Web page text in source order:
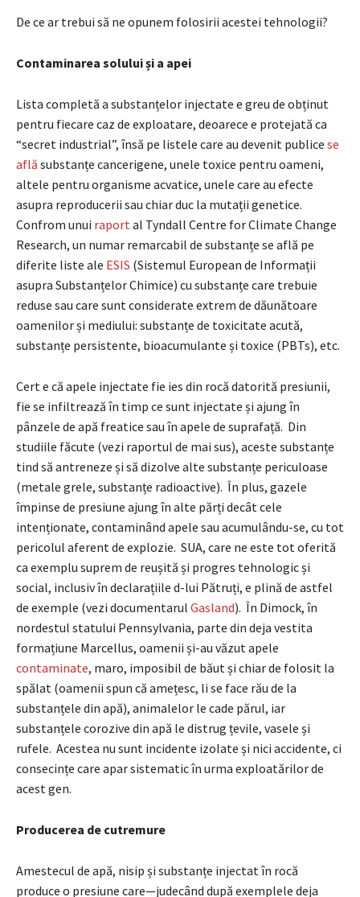
De ce ar trebui să ne opunem folosirii acestei tehnologii?
Contaminarea solului și a apei
Lista completă a substanțelor injectate e greu de obținut
pentru fiecare caz de exploatare, deoarece e protejată ca
“secret industrial”, însă pe listele care au devenit publice se
află substanțe cancerigene, unele toxice pentru oameni,
altele pentru organisme acvatice, unele care au efecte
asupra reproducerii sau chiar duc la mutații genetice.
Confrom unui raport al Tyndall Centre for Climate Change
Research, un numar remarcabil de substanțe se află pe
diferite liste ale ESIS (Sistemul European de Informații
asupra Substanțelor Chimice) cu substanțe care trebuie
reduse sau care sunt considerate extrem de dăunătoare
oamenilor și mediului: substanțe de toxicitate acută,
substanțe persistente, bioacumulante și toxice (PBTs), etc.
Cert e că apele injectate fie ies din rocă datorită presiunii,
fie se infiltrează în timp ce sunt injectate și ajung în
pânzele de apă freatice sau în apele de suprafață. Din
studiile făcute (vezi raportul de mai sus), aceste substanțe
tind să antreneze și să dizolve alte substanțe periculoase
(metale grele, substanțe radioactive). În plus, gazele
împinse de presiune ajung în alte părți decât cele
intenționate, contaminând apele sau acumulându-se, cu tot
pericolul aferent de explozie. SUA, care ne este tot oferită
ca exemplu suprem de reușită și progres tehnologic și
social, inclusiv în declarațiile d-lui Pătruți, e plină de astfel
de exemple (vezi documentarul Gasland). În Dimock, în
nordestul statului Pennsylvania, parte din deja vestita
formațiune Marcellus, oamenii și-au văzut apele
contaminate, maro, imposibil de băut și chiar de folosit la
spălat (oamenii spun că amețesc, li se face rău de la
substanțele din apă), animalelor le cade părul, iar
substanțele corozive din apă le distrug țevile, vasele și
rufele. Acestea nu sunt incidente izolate și nici accidente, ci
consecințe care apar sistematic în urma exploatărilor de
acest gen.
Producerea de cutremure
Amestecul de apă, nisip și substanțe injectat în rocă
produce o presiune care—judecând după exemplele deja